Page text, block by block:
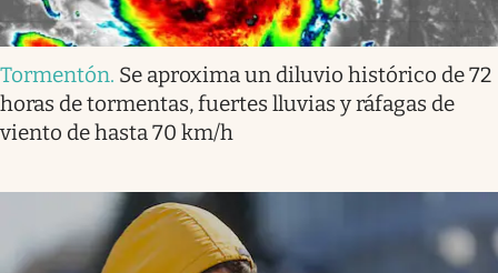
Tormentón. Se aproxima un diluvio histórico de 72
horas de tormentas, fuertes lluvias y ráfagas de
viento de hasta 70 km/h